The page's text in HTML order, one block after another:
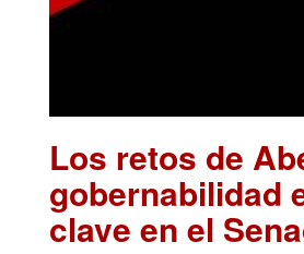
Los retos de
gobernabilidad
clave en el